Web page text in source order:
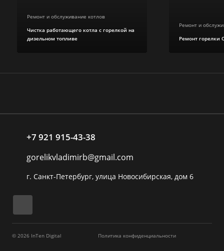
Ремонт и обслуживание котлов
Чистка работающего котла с горелкой на
дизельном топливе
Ремонт и
Ремонт горелки
+7 921 915-43-38
gorelikvladimirb@gmail.com
г. Санкт-Петербург, улица Новосибирская, дом 6
© 2026 InTen Digital Политика конфиденциальности